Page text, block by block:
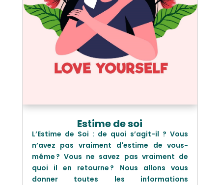
Estime de soi
L’Estime de Soi : de quoi s’agit-il ? Vous
n’avez pas vraiment d'estime de vous-
même ? Vous ne savez pas vraiment de
quoi il en retourne ? Nous allons vous
donner toutes les informations